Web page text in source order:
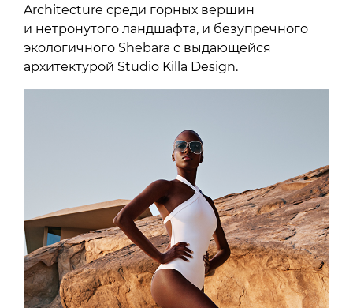
Architecture среди горных вершин
и нетронутого ландшафта, и безупречного
экологичного Shebara с выдающейся
архитектурой Studio Killa Design.